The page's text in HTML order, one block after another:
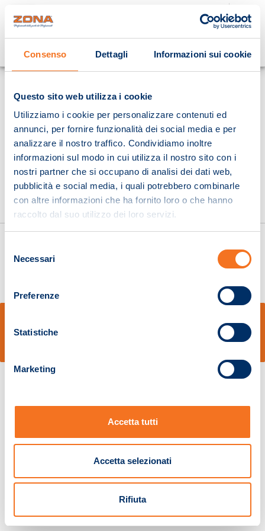
Consenso Dettagli Informazioni sui cookie
Questo sito web utilizza i cookie
Utilizziamo i cookie per personalizzare contenuti ed
annunci, per fornire funzionalità dei social media e per
analizzare il nostro traffico. Condividiamo inoltre
informazioni sul modo in cui utilizza il nostro sito con i
nostri partner che si occupano di analisi dei dati web,
pubblicità e social media, i quali potrebbero combinarle
con altre informazioni che ha fornito loro o che hanno
raccolto dal suo utilizzo dei loro servizi.
delNecessari
Preferenze
Statistiche
Marketing
Accetta tutti
Accetta selezionati
Rifiuta
Cosa stai cercando?
Pistoia 01680210505 – R.E.A. n.155974 - Cap.Soc. € 2.000.000,00 i.v. La
Società adotta il Codice Etico D.lgs. 231/01